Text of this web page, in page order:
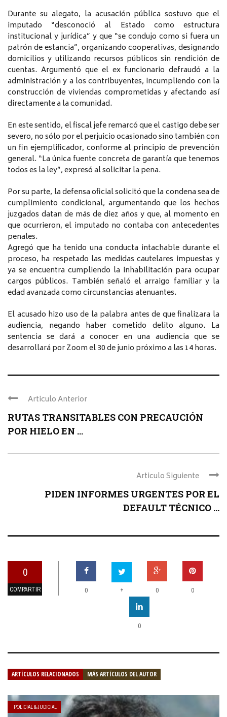
Durante su alegato, la acusación pública sostuvo que el
imputado “desconoció al Estado como estructura
institucional y jurídica” y que “se condujo como si fuera un
patrón de estancia”, organizando cooperativas, designando
domicilios y utilizando recursos públicos sin rendición de
cuentas. Argumentó que el ex funcionario defraudó a la
administración y a los contribuyentes, incumpliendo con la
construcción de viviendas comprometidas y afectando así
directamente a la comunidad.
En este sentido, el fiscal jefe remarcó que el castigo debe ser
severo, no sólo por el perjuicio ocasionado sino también con
un fin ejemplificador, conforme al principio de prevención
general. “La única fuente concreta de garantía que tenemos
todos es la ley”, expresó al solicitar la pena.
Por su parte, la defensa oficial solicitó que la condena sea de
cumplimiento condicional, argumentando que los hechos
juzgados datan de más de diez años y que, al momento en
que ocurrieron, el imputado no contaba con antecedentes
penales.
Agregó que ha tenido una conducta intachable durante el
proceso, ha respetado las medidas cautelares impuestas y
ya se encuentra cumpliendo la inhabilitación para ocupar
cargos públicos. También señaló el arraigo familiar y la
edad avanzada como circunstancias atenuantes.
El acusado hizo uso de la palabra antes de que finalizara la
audiencia, negando haber cometido delito alguno. La
sentencia se dará a conocer en una audiencia que se
desarrollará por Zoom el 30 de junio próximo a las 14 horas.
Articulo Anterior
RUTAS TRANSITABLES CON PRECAUCIÓN
POR HIELO EN ...
Articulo Siguiente
PIDEN INFORMES URGENTES POR EL
DEFAULT TÉCNICO ...
0
COMPARTIR 0 + 0 0
0
ARTÍCULOS RELACIONADOS MÁS ARTÍCULOS DEL AUTOR
POLICIAL & JUDICIAL